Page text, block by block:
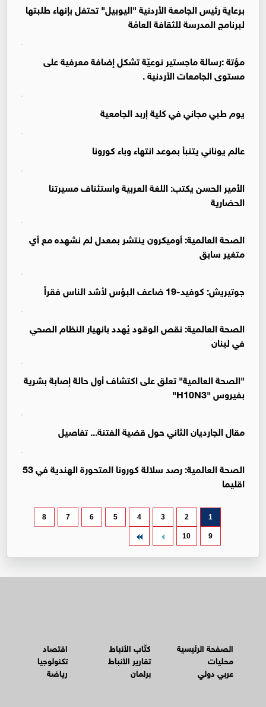
برعاية رئيس الجامعة الأردنية "اليوبيل" تحتفل بإنهاء طلبتها
لبرنامج المدرسة للثقافة العامّة
مؤتة :رسالة ماجستير نوعيّة تشكل إضافة معرفية على
مستوى الجامعات الأردنية .
يوم طبي مجاني في كلية إربد الجامعية
عالم يوناني يتنبأ بموعد انتهاء وباء كورونا
الأمير الحسن يكتب: اللغة العربية واستئناف مسيرتنا
الحضارية
الصحة العالمية: أوميكرون ينتشر بمعدل لم نشهده مع أي
متغير سابق
جوتيريش: كوفيد-19 ضاعف البؤس لأشد الناس فقراً
الصحة العالمية: نقص الوقود يُهدد بانهيار النظام الصحي
في لبنان
"الصحة العالمية" تعلق على اكتشاف أول حالة إصابة بشرية
بفيروس "H10N3"
مقال الجارديان الثاني حول قضية الفتنة... تفاصيل
الصحة العالمية: رصد سلالة كورونا المتحورة الهندية في 53
اقليما
1
2
3
4
5
6
7
8
9
10
الصفحة الرئيسية
محليات
عربي دولي
كتّاب الأنباط
تقارير الأنباط
برلمان
اقتصاد
تكنولوجيا
رياضة